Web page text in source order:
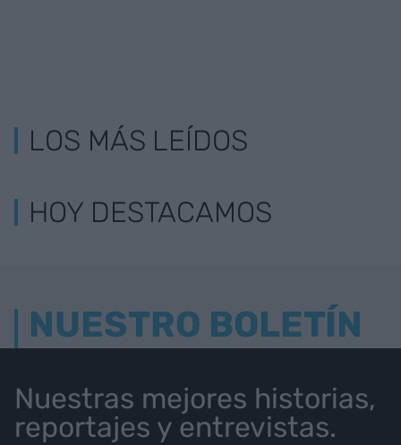
LOS MÁS LEÍDOS
HOY DESTACAMOS
NUESTRO BOLETÍN
Nuestras mejores historias,
reportajes y entrevistas.